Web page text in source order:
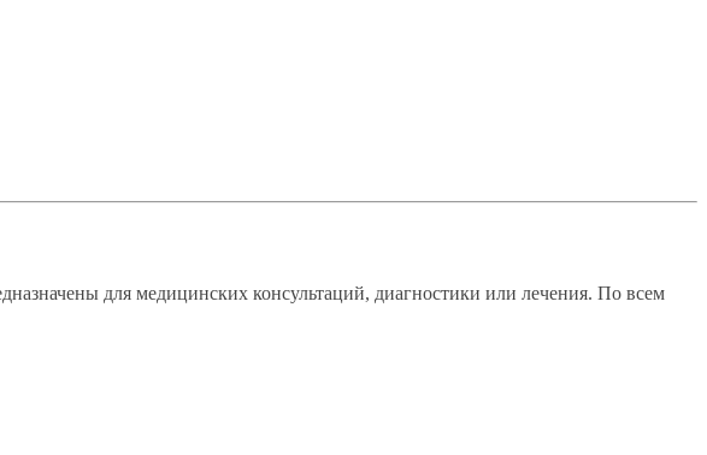
для медицинских консультаций, диагностики или лечения. По всем